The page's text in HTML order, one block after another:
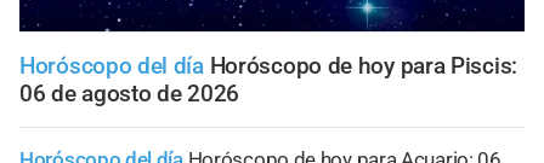
Horóscopo del día Horóscopo de hoy para Piscis:
06 de agosto de 2026